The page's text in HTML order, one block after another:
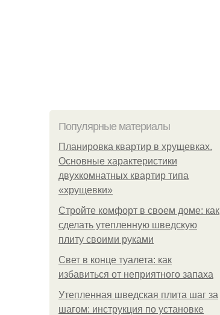
Популярные материалы
Планировка квартир в хрущевках.
Основные характеристики
двухкомнатных квартир типа
«хрущевки»
Стройте комфорт в своем доме: как
сделать утепленную шведскую
плиту своими руками
Свет в конце туалета: как
избавиться от неприятного запаха
Утепленная шведская плита шаг за
шагом: инструкция по установке